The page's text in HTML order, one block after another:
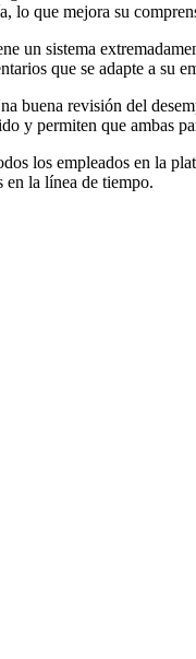
lo que mejora su
un sistema
que se adapte a su
buena revisión del
y permiten que ambas
los empleados en la
en la línea de tiempo.